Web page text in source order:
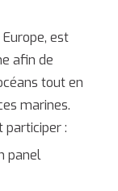
est
afin de
tout en
marines.
participer :
panel